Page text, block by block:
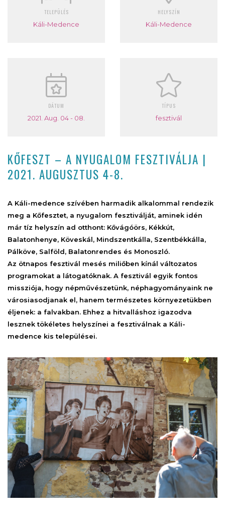
TELEPÜLÉS
Káli-Medence
HELYSZÍN
Káli-Medence
DÁTUM
2021. Aug. 04 - 08.
TÍPUS
fesztivál
KŐFESZT – A NYUGALOM FESZTIVÁLJA |
2021. AUGUSZTUS 4-8.
A Káli-medence szívében harmadik alkalommal rendezik
meg a Kőfesztet, a nyugalom fesztiválját, aminek idén
már tíz helyszín ad otthont: Kővágóörs, Kékkút,
Balatonhenye, Köveskál, Mindszentkálla, Szentbékkálla,
Pálköve, Salföld, Balatonrendes és Monoszló.
Az ötnapos fesztivál mesés miliőben kínál változatos
programokat a látogatóknak. A fesztivál egyik fontos
missziója, hogy népművészetünk, néphagyományaink ne
városiasodjanak el, hanem természetes környezetükben
éljenek: a falvakban. Ehhez a hitvalláshoz igazodva
lesznek tökéletes helyszínei a fesztiválnak a Káli-
medence kis települései.